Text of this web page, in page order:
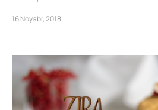
16 Noyabr, 2018